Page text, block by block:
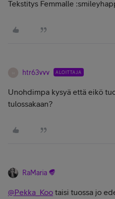
Tekstitys Femmalle
htr63vvv ALOITTAJA
Unohdimpa kysyä että eikö
tulossakaan?
RaMaria
@Pekka_Koo taisi tuossa jo